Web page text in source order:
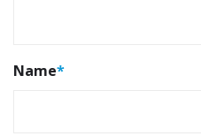
Name*